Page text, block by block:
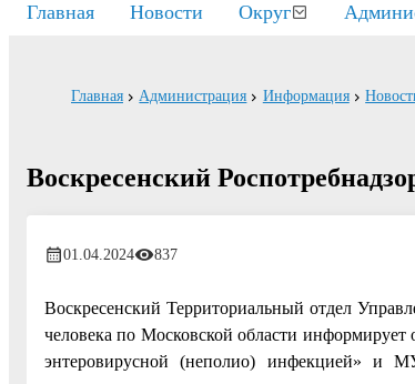
Главная Новости Округ
Главная Администрация Информация
Воскресенский
01.04.2024 837
Воскресенский Территориальный отдел
человека по Московской области
энтеровирусной (неполио) инфекцией» и